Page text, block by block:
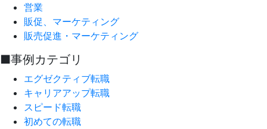
営業
販促、マーケティング
販売促進・マーケティング
■事例カテゴリ
エグゼクティブ転職
キャリアアップ転職
スピード転職
初めての転職